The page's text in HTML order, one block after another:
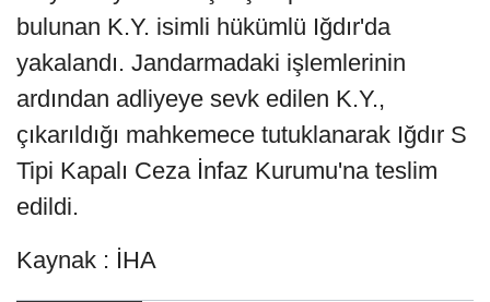
bulunan K.Y. isimli hükümlü Iğdır'da
yakalandı. Jandarmadaki işlemlerinin
ardından adliyeye sevk edilen K.Y.,
çıkarıldığı mahkemece tutuklanarak Iğdır S
Tipi Kapalı Ceza İnfaz Kurumu'na teslim
edildi.
Kaynak : İHA